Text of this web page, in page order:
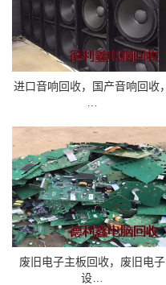
进口音响回收，国产音响回收，
…
废旧电子主板回收，废旧电子
设…